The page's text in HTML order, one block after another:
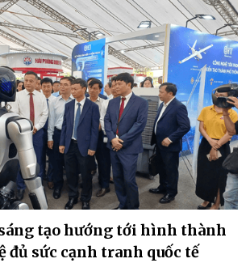
tạo hướng tới hình thành
đủ sức cạnh tranh quốc tế